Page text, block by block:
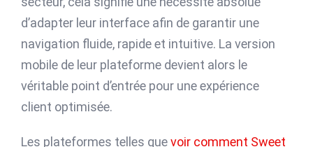
d’adapter leur interface afin de garantir une
navigation fluide, rapide et intuitive. La version
mobile de leur plateforme devient alors le
véritable point d’entrée pour une expérience
client optimisée.
Les plateformes telles quevoir comment Sweet